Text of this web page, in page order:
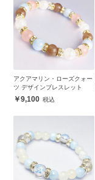
アクアマリン・ローズクォー
ツ デザインブレスレット
9,100